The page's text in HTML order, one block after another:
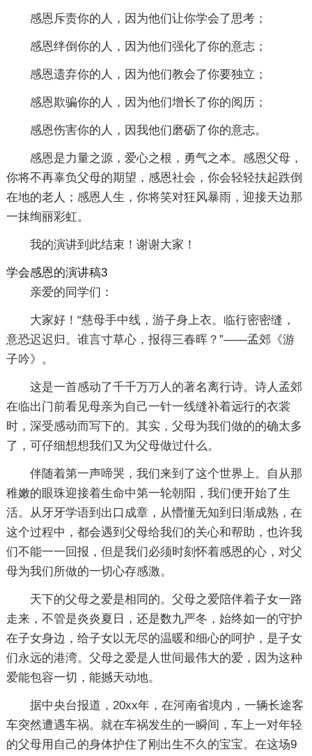
感恩斥责你的人，因为他们让你学会了思考；
感恩绊倒你的人，因为他们强化了你的意志；
感恩遗弃你的人，因为他们教会了你要独立；
感恩欺骗你的人，因为他们增长了你的阅历；
感恩伤害你的人，因我他们磨砺了你的意志。
感恩是力量之源，爱心之根，勇气之本。感恩父母，
你将不再辜负父母的期望，感恩社会，你会轻轻扶起跌倒
在地的老人；感恩人生，你将笑对狂风暴雨，迎接天边那
一抹绚丽彩虹。
我的演讲到此结束！谢谢大家！
学会感恩的演讲稿3
亲爱的同学们：
大家好！“慈母手中线，游子身上衣。临行密密缝，
意恐迟迟归。谁言寸草心，报得三春晖？”——孟郊《游
子吟》。
这是一首感动了千千万万人的著名离行诗。诗人孟郊
在临出门前看见母亲为自己一针一线缝补着远行的衣裳
时，深受感动而写下的。其实，父母为我们做的的确太多
了，可仔细想想我们又为父母做过什么。
伴随着第一声啼哭，我们来到了这个世界上。自从那
稚嫩的眼珠迎接着生命中第一轮朝阳，我们便开始了生
活。从牙牙学语到出口成章，从懵懂无知到日渐成熟，在
这个过程中，都会遇到父母给我们的关心和帮助，也许我
们不能一一回报，但是我们必须时刻怀着感恩的心，对父
母为我们所做的一切心存感激。
天下的父母之爱是相同的。父母之爱陪伴着子女一路
走来，不管是炎炎夏日，还是数九严冬，始终如一的守护
在子女身边，给子女以无尽的温暖和细心的呵护，是子女
们永远的港湾。父母之爱是人世间最伟大的爱，因为这种
爱能包容一切，能撼天动地。
据中央台报道，20xx年，在河南省境内，一辆长途客
车突然遭遇车祸。就在车祸发生的一瞬间，车上一对年轻
的父母用自己的身体护住了刚出生不久的宝宝。在这场9